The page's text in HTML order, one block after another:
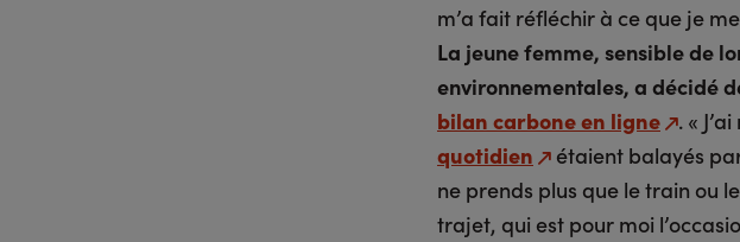
m’a fait réfléchir à ce que je
La jeune femme, sensible de
environnementales, a décidé
bilan carbone en ligne
. «
quotidien
étaient balayés
ne prends plus que le train ou
trajet, qui est pour moi